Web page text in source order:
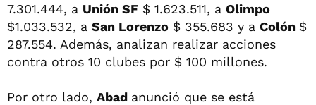
7.301.444, a Unión SF $ 1.623.511, a Olimpo
$1.033.532, a San Lorenzo $ 355.683 y a Colón $
287.554. Además, analizan realizar acciones
contra otros 10 clubes por $ 100 millones.
Por otro lado, Abad anunció que se está